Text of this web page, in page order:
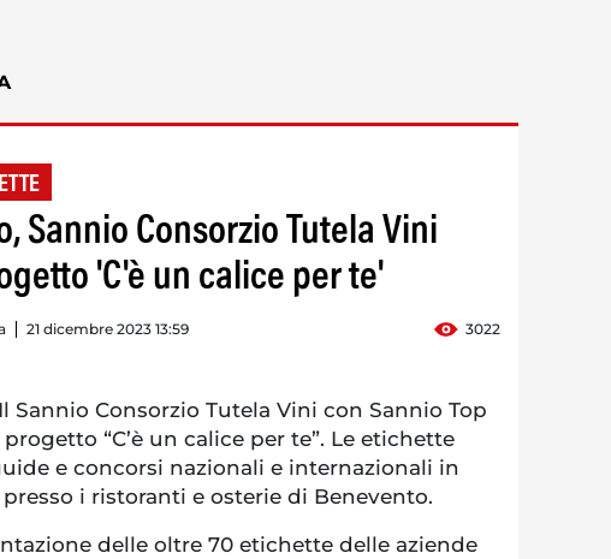
Sannio Consorzio Tutela Vini
'C'è un calice per te'
21 dicembre 2023 13:59 3022
Il Sannio Consorzio Tutela Vini con Sannio Top
“C’è un calice per te”. Le etichette
e concorsi nazionali e internazionali in
i ristoranti e osterie di Benevento.
delle oltre 70 etichette delle aziende